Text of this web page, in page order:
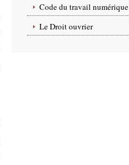
Code du travail numérique
Le Droit ouvrier